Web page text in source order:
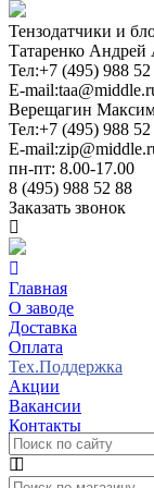
Тензодатчики и
Татаренко Андрей
Тел:+7 (495) 988
E-mail:
Верещагин
Тел:+7 (495) 988
E-mail:
пн-пт: 8.00-17.00
8 (495) 988 52 88
Заказать звонок
Главная
О заводе
Доставка
Оплата
Тех.Поддержка
Акции
Вакансии
Контакты